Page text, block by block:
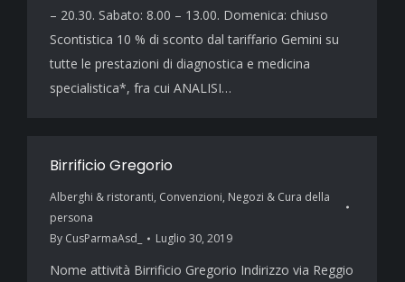
– 20.30. Sabato: 8.00 – 13.00. Domenica: chiuso
Scontistica 10 % di sconto dal tariffario Gemini su
tutte le prestazioni di diagnostica e medicina
specialistica*, fra cui ANALISI…
Birrificio Gregorio
Alberghi & ristoranti, Convenzioni, Negozi & Cura della
persona
By CusParmaAsd_ Luglio 30, 2019
Nome attività Birrificio Gregorio Indirizzo via Reggio